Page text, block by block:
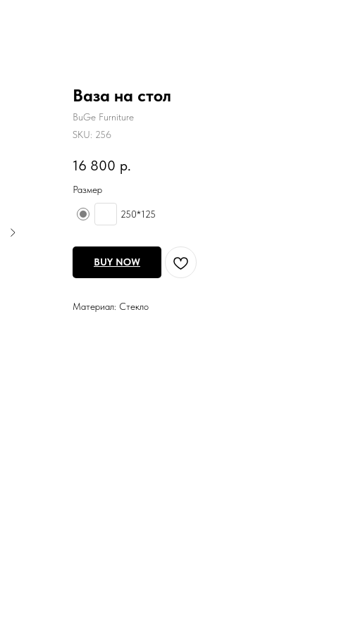
Ваза на стол
BuGe Furniture
SKU: 256
16 800 р.
Размер
250*125
BUY NOW
Материал: Стекло